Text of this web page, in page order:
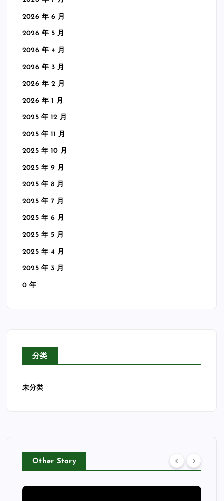
2026 年 6 月
2026 年 5 月
2026 年 4 月
2026 年 3 月
2026 年 2 月
2026 年 1 月
2025 年 12 月
2025 年 11 月
2025 年 10 月
2025 年 9 月
2025 年 8 月
2025 年 7 月
2025 年 6 月
2025 年 5 月
2025 年 4 月
2025 年 3 月
0 年
分类
未分类
Other Story